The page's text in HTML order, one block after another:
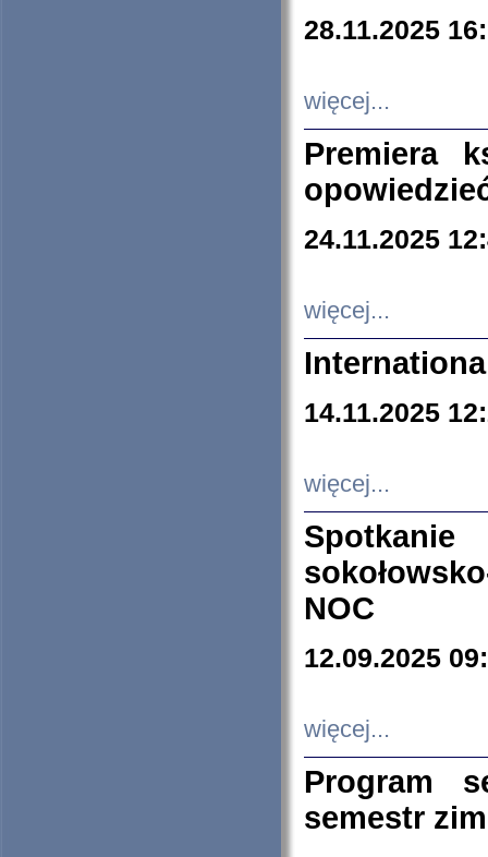
28.11.2025
więcej...
Premiera
24.11.2025
więcej...
14.11.2025
więcej...
NOC
12.09.2025
więcej...
Program
semestr